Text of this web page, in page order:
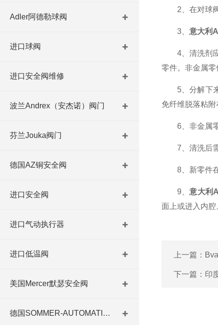
Adler阿德勒球阀
进口球阀
进口安全阀维修
波兰Andrex（安杰诺）阀门
芬兰Jouka阀门
德国AZ铜安全阀
进口安全阀
进口气动执行器
进口低温阀
美国Mercer默瑟安全阀
德国SOMMER-AUTOMATIC 平行抓手 德国夹盘 德国进口夹盘
2、在对球阀
3、 意大利
4、清洗剂应
零件。非金属
5、分解下来
免纤维脱落粘
6、非金属零
7、清洗后需
8、新零件在
9、意大利
面上或进入内腔
上一篇：
下一篇： 印